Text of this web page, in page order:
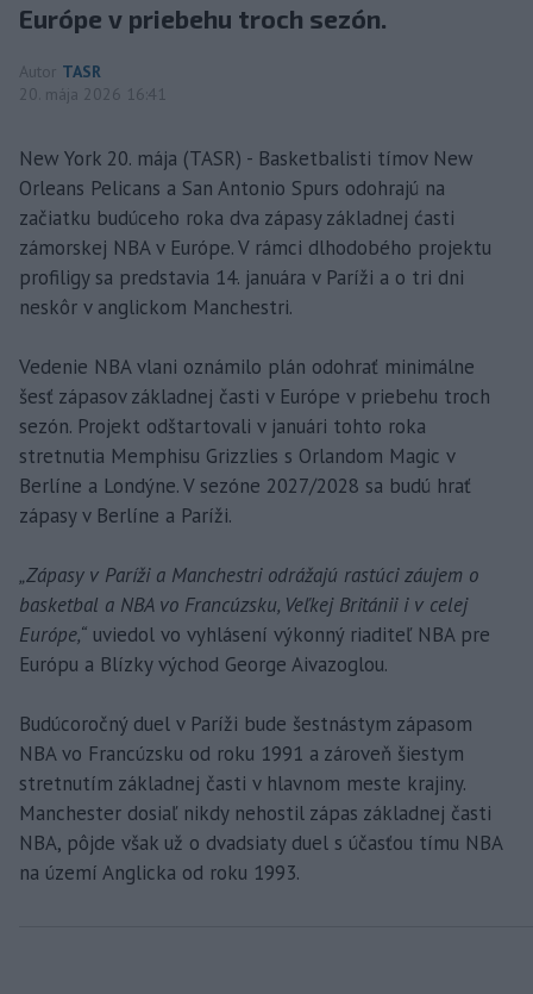
Európe v priebehu troch sezón.
Autor TASR
20. mája 2026 16:41
New York 20. mája (TASR) - Basketbalisti tímov New
Orleans Pelicans a San Antonio Spurs odohrajú na
začiatku budúceho roka dva zápasy základnej ćasti
zámorskej NBA v Európe. V rámci dlhodobého projektu
profiligy sa predstavia 14. januára v Paríži a o tri dni
neskôr v anglickom Manchestri.
Vedenie NBA vlani oznámilo plán odohrať minimálne
šesť zápasov základnej časti v Európe v priebehu troch
sezón. Projekt odštartovali v januári tohto roka
stretnutia Memphisu Grizzlies s Orlandom Magic v
Berlíne a Londýne. V sezóne 2027/2028 sa budú hrať
zápasy v Berlíne a Paríži.
„Zápasy v Paríži a Manchestri odrážajú rastúci záujem o
basketbal a NBA vo Francúzsku, Veľkej Británii i v celej
Európe,“ uviedol vo vyhlásení výkonný riaditeľ NBA pre
Európu a Blízky východ George Aivazoglou.
Budúcoročný duel v Paríži bude šestnástym zápasom
NBA vo Francúzsku od roku 1991 a zároveň šiestym
stretnutím základnej časti v hlavnom meste krajiny.
Manchester dosiaľ nikdy nehostil zápas základnej časti
NBA, pôjde však už o dvadsiaty duel s účasťou tímu NBA
na území Anglicka od roku 1993.